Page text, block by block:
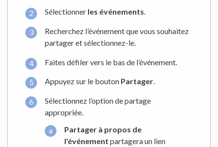
Sélectionner les événements.
Recherchez l’événement que vous souhaitez
partager et sélectionnez-le.
Faites défiler vers le bas de l’événement.
Appuyez sur le bouton Partager.
Sélectionnez l’option de partage
appropriée.
Partager à propos de
l'événement partagera un lien